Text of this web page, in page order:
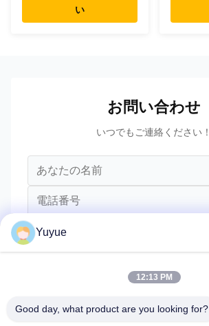
い
お問い合わせ
いつでもご連絡ください！
Yuyue
12:13 PM
Good day, what product are you looking for?